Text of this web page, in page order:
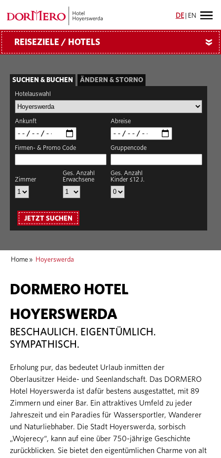
DE EN
REISEZIELE / HOTELS »
SUCHEN & BUCHEN ÄNDERN & STORNO
Hotelauswahl
Ankunft Abreise
Firmen- & Promo Code Gruppencode
Zimmer
Ges. Anzahl
Erwachsene
Ges. Anzahl
Kinder ≤12 J.
JETZT SUCHEN
Home » Hoyerswerda
DORMERO HOTEL
HOYERSWERDA
BESCHAULICH. EIGENTÜMLICH.
SYMPATHISCH.
Erholung pur, das bedeutet Urlaub inmitten der
Oberlausitzer Heide- und Seenlandschaft. Das DORMERO
Hotel Hoyerswerda ist dafür bestens ausgestattet, mit 89
Zimmern und einer Bar. Ein attraktives Umfeld zu jeder
Jahreszeit und ein Paradies für Wassersportler, Wanderer
und Naturliebhaber. Die Stadt Hoyerswerda, sorbisch
„Wojerecy“, kann auf eine über 750-jährige Geschichte
zurückblicken. Sie bietet den eigentümlichen Charme von alt